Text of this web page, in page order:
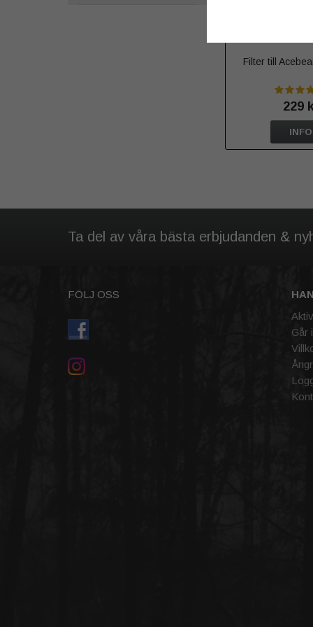
Filter till
229
INFO
Ta del av våra bästa erbjudanden &
FÖLJ OSS
Går